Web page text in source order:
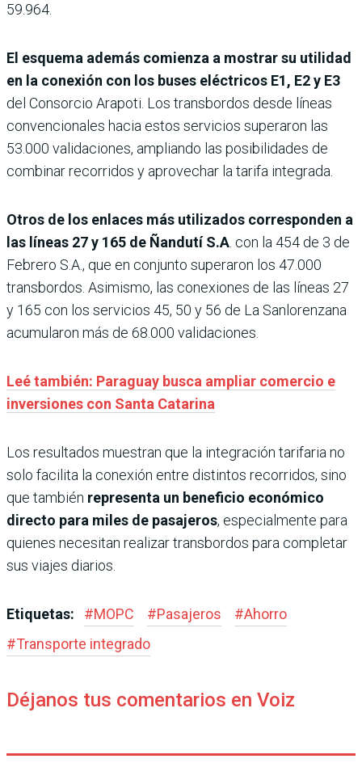
59.964.
El esquema además comienza a mostrar su utilidad
en la conexión con los buses eléctricos E1, E2 y E3
del Consorcio Arapoti. Los transbordos desde líneas
convencionales hacia estos servicios superaron las
53.000 validaciones, ampliando las posibilidades de
combinar recorridos y aprovechar la tarifa integrada.
Otros de los enlaces más utilizados corresponden a
las líneas 27 y 165 de Ñandutí S.A. con la 454 de 3 de
Febrero S.A., que en conjunto superaron los 47.000
transbordos. Asimismo, las conexiones de las líneas 27
y 165 con los servicios 45, 50 y 56 de La Sanlorenzana
acumularon más de 68.000 validaciones.
Leé también: Paraguay busca ampliar comercio e
inversiones con Santa Catarina
Los resultados muestran que la integración tarifaria no
solo facilita la conexión entre distintos recorridos, sino
que también representa un beneficio económico
directo para miles de pasajeros, especialmente para
quienes necesitan realizar transbordos para completar
sus viajes diarios.
Etiquetas: #MOPC #Pasajeros #Ahorro
#Transporte integrado
Déjanos tus comentarios en Voiz